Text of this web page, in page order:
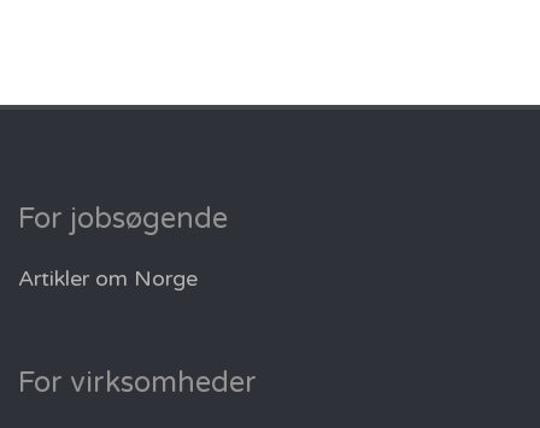
For jobsøgende
Artikler om Norge
For virksomheder